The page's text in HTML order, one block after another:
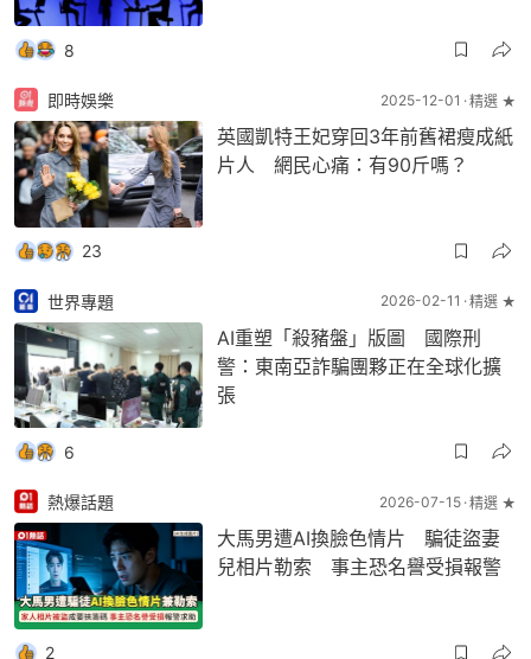
8
即時娛樂 2025-12-01 精選 ★
英國凱特王妃穿回3年前舊裙瘦成紙
片人 網民心痛：有90斤嗎？
23
世界專題 2026-02-11 精選 ★
AI重塑「殺豬盤」版圖 國際刑
警：東南亞詐騙團夥正在全球化擴
張
6
熱爆話題 2026-07-15 精選 ★
大馬男遭AI換臉色情片 騙徒盜妻
兒相片勒索 事主恐名譽受損報警
2